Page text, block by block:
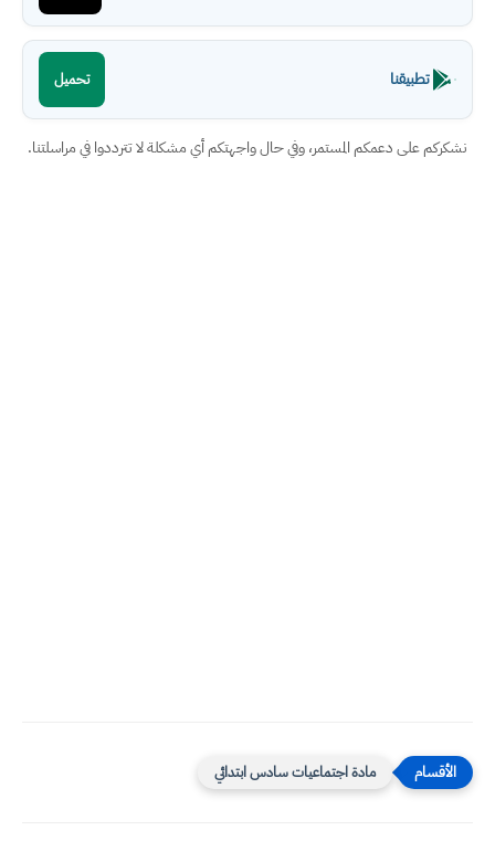
تطبيقنا تحميل
نشكركم على دعمكم المستمر، وفي حال واجهتكم أي مشكلة لا تترددوا في مراسلتنا.
مادة اجتماعيات سادس ابتدائي